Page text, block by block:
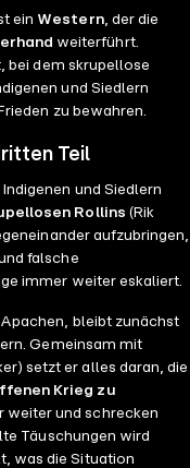
ein Western, der die
weiterführt.
bei dem skrupellose
und Siedlern
zu bewahren.
Teil
und Siedlern
Rollins (Rik
aufzubringen,
falsche
immer weiter eskaliert.
bleibt zunächst
Gemeinsam mit
setzt er alles daran, die
Krieg zu
weiter und schrecken
Täuschungen wird
was die Situation